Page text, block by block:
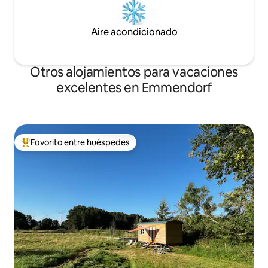
Aire acondicionado
Otros alojamientos para vacaciones
excelentes en Emmendorf
Favorito entre huéspedes preferido
Favorito entre huéspedes